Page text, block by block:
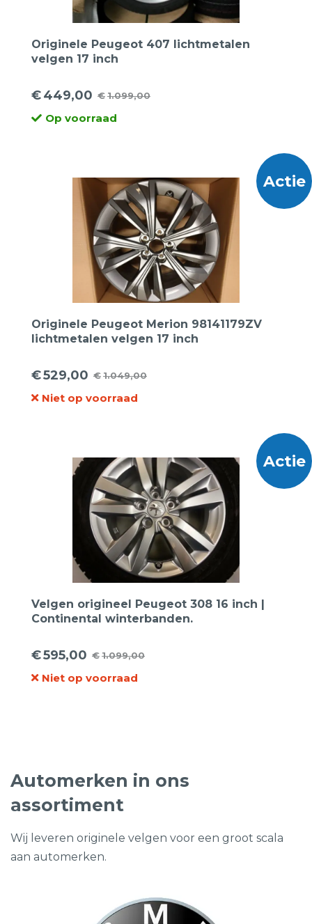
Originele Peugeot 407 lichtmetalen
velgen 17 inch
€1.099,00
Oorspronkelijke
prijs
€449,00
Huidige
prijsOp voorraad
Actie
Originele Peugeot Merion 98141179ZV
lichtmetalen velgen 17 inch
€1.049,00
Oorspronkelijke
prijs
€529,00
Huidige
prijs
Niet op voorraad
Actie
Velgen origineel Peugeot 308 16 inch |
Continental winterbanden.
€1.099,00
Oorspronkelijke
prijs
€595,00
Huidige
prijs
Niet op voorraad
Automerken in ons
assortiment
Wij leveren originele velgen voor een groot scala
aan automerken.